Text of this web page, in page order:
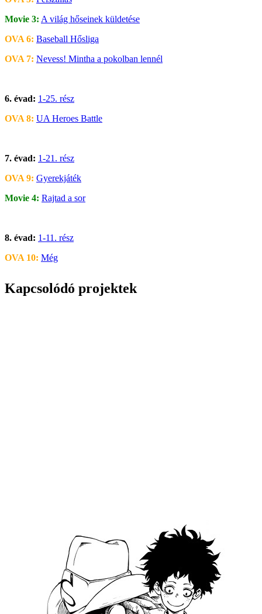
Movie 3: A világ hőseinek küldetése
OVA 6: Baseball Hősliga
OVA 7: Nevess! Mintha a pokolban lennél
6. évad: 1-25. rész
OVA 8: UA Heroes Battle
7. évad: 1-21. rész
OVA 9: Gyerekjáték
Movie 4: Rajtad a sor
8. évad: 1-11. rész
OVA 10: Még
Kapcsolódó projektek